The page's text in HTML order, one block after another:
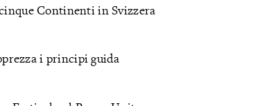
Continenti in Svizzera
i principi guida